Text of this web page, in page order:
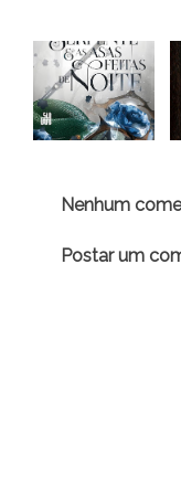
Nenhum
Postar um